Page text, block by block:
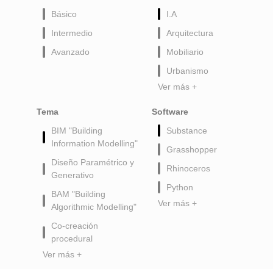
Básico
Intermedio
Avanzado
I.A
Arquitectura
Mobiliario
Urbanismo
Ver más +
Tema
BIM "Building
Information Modelling"
Diseño Paramétrico y
Generativo
BAM "Building
Algorithmic Modelling"
Co-creación
procedural
Ver más +
Software
Substance
Grasshopper
Rhinoceros
Python
Ver más +